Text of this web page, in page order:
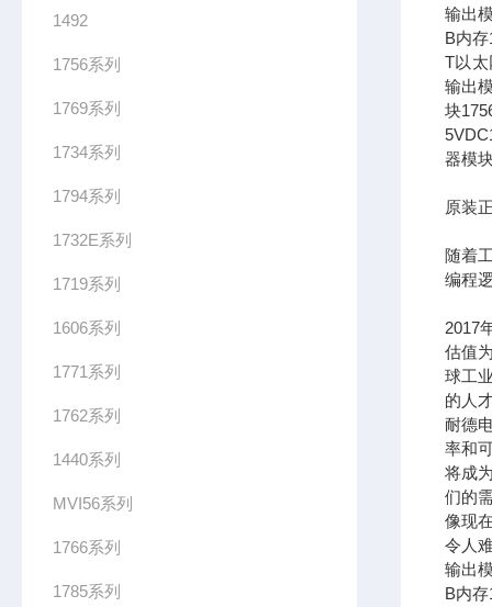
1492
1756系列
1769系列
1734系列
1794系列
1732E系列
1719系列
1606系列
1771系列
1762系列
1440系列
MVI56系列
1766系列
1785系列
输出
B内
T以太
输出
块
器模
原装
随着
编程
2017
估值
球工
的人
耐德
率和
将成
们的
像现
令人
输出
B内